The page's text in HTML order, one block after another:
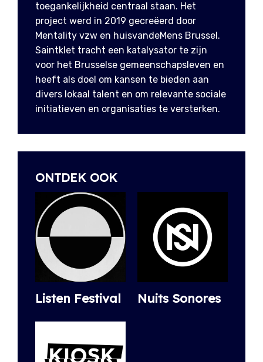
toegankelijkheid centraal staan. Het
project werd in 2019 gecreëerd door
Mentality vzw en huisvandeMens Brussel.
Saintklet tracht een katalysator te zijn
voor het Brusselse gemeenschapsleven en
heeft als doel om kansen te bieden aan
divers lokaal talent en om relevante sociale
initiatieven en organisaties te versterken.
ONTDEK OOK
Listen Festival Nuits Sonores